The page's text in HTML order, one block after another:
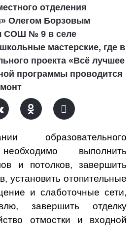
отделения
Олегом Борзовым
СОШ № 9 в селе
мастерские, где в
проекта «Всё лучшее
программы проводится
образовательного
выполнить
и потолков, завершить
установить отопительные
и слаботочные сети,
завершить отделку
отмостки и входной